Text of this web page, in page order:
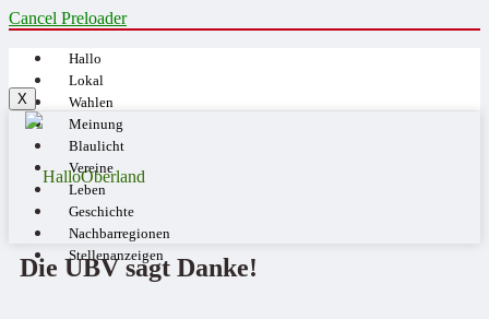
Cancel Preloader
Hallo
Lokal
Wahlen
Meinung
Blaulicht
Vereine
Leben
Geschichte
Nachbarregionen
Stellenanzeigen
X
Die UBV sagt Danke!